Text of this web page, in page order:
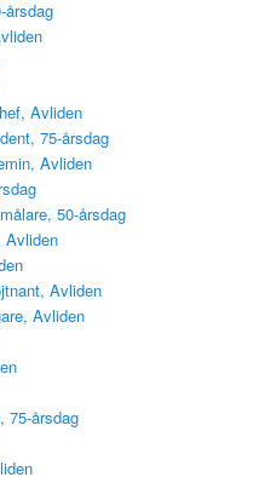
årsdag
Avliden
75-årsdag
Avliden
50-årsdag
Avliden
Avliden
Avliden
75-årsdag